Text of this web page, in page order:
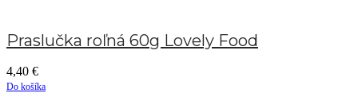
Praslučka roľná 60g Lovely Food
4,40 €
Do košíka